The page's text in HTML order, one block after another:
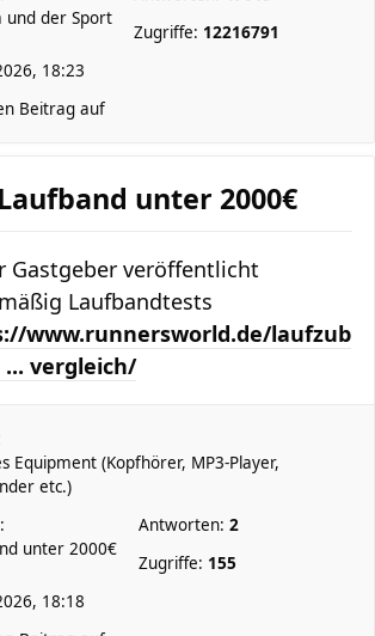
und der Sport
Zugriffe: 12216791
18:23
Beitrag auf
unter 2000€
Gastgeber veröffentlicht
Laufbandtests
www.runnersworld.de/laufzub
... vergleich/
Equipment (Kopfhörer, MP3-Player,
etc.)
unter 2000€
Antworten: 2
Zugriffe: 155
18:18